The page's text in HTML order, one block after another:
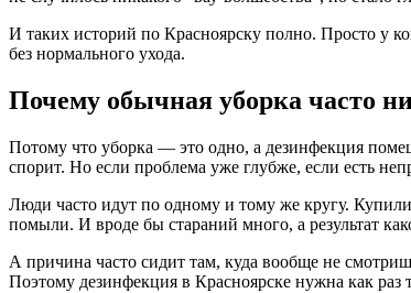
И таких историй по Красноярску полно. Просто у
без нормального ухода.
Почему обычная уборка часто
Потому что уборка — это одно, а дезинфекция
спорит. Но если проблема уже глубже, если есть
Люди часто идут по одному и тому же кругу.
помыли. И вроде бы стараний много, а результат
А причина часто сидит там, куда вообще не
Поэтому дезинфекция в Красноярске нужна как раз